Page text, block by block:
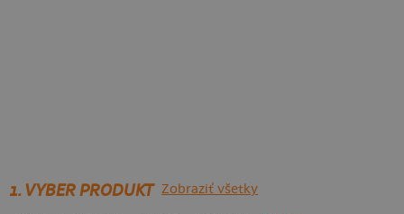
1. VYBER PRODUKT Zobraziť všetky